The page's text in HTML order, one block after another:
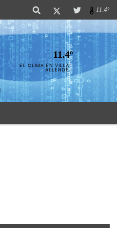
11.4º
11.4º
EL CLIMA EN VILLA
ALLENDE